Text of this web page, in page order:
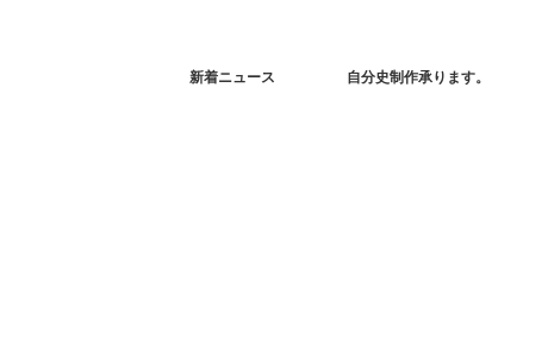
新着ニュース 自分史制作承ります。